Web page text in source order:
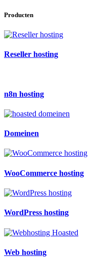
Producten
Reseller hosting
n8n hosting
Domeinen
WooCommerce hosting
WordPress hosting
Web hosting